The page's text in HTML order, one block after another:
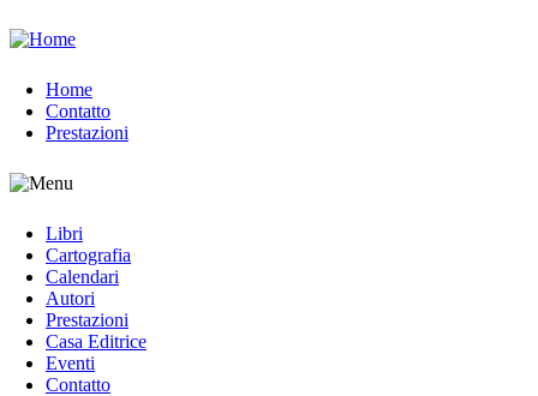
Jump to navigation
Home
Contatto
Prestazioni
Libri
Cartografia
Calendari
Autori
Prestazioni
Casa Editrice
Eventi
Contatto